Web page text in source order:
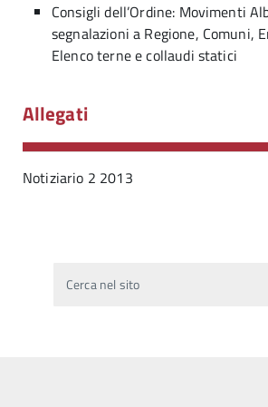
Consigli dell’Ordine: Movimenti
segnalazioni a Regione, Comuni,
Elenco terne e collaudi statici
Allegati
Notiziario 2 2013
Cerca nel sito